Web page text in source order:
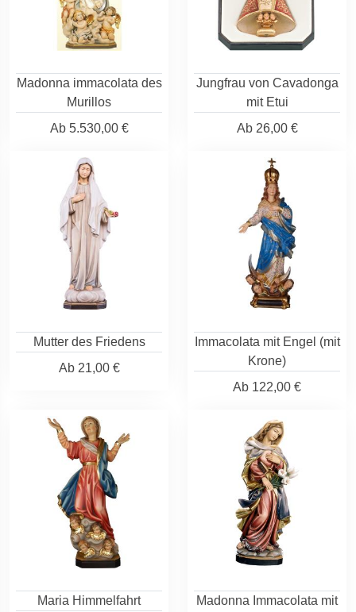
Madonna immacolata des
Murillos
Ab5.530,00 €
Jungfrau von Cavadonga
mit Etui
Ab26,00 €
Mutter des Friedens
Ab21,00 €
Immacolata mit Engel (mit
Krone)
Ab 122,00 €
Maria Himmelfahrt
Madonna Immacolata mit